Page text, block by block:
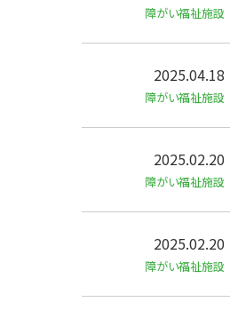
障がい福祉施設
2025.04.18
障がい福祉施設
2025.02.20
障がい福祉施設
2025.02.20
障がい福祉施設